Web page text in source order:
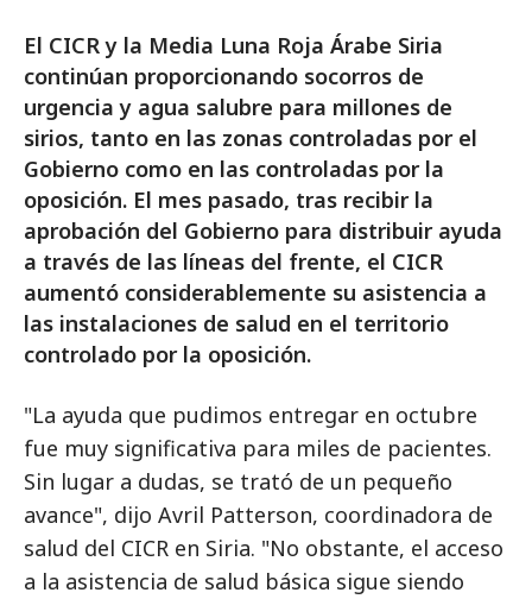
El CICR y la Media Luna Roja Árabe Siria
continúan proporcionando socorros de
urgencia y agua salubre para millones de
sirios, tanto en las zonas controladas por el
Gobierno como en las controladas por la
oposición. El mes pasado, tras recibir la
aprobación del Gobierno para distribuir ayuda
a través de las líneas del frente, el CICR
aumentó considerablemente su asistencia a
las instalaciones de salud en el territorio
controlado por la oposición.
"La ayuda que pudimos entregar en octubre
fue muy significativa para miles de pacientes.
Sin lugar a dudas, se trató de un pequeño
avance", dijo Avril Patterson, coordinadora de
salud del CICR en Siria. "No obstante, el acceso
a la asistencia de salud básica sigue siendo